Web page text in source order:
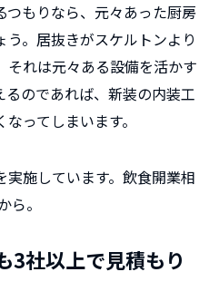
もりなら、元々あった厨房
。居抜きがスケルトンより
れは元々ある設備を活かす
のであれば、新装の内装工
ってしまいます。
実施しています。飲食開業相
ら。
3社以上で見積もり